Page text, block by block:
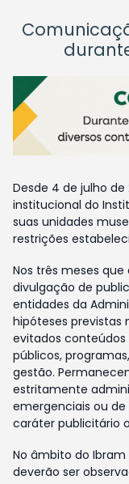
Desde 4 de julho
institucional do
suas unidades
restrições
Nos três meses
divulgação de
entidades da
hipóteses previstas
evitados
públicos,
gestão.
estritamente
emergenciais ou
caráter publicitário
No âmbito do
deverão ser